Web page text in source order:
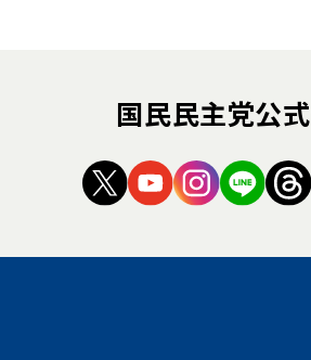
国民民主党公
（新しいタブで開く
（新しいタブで
（新しい
（新